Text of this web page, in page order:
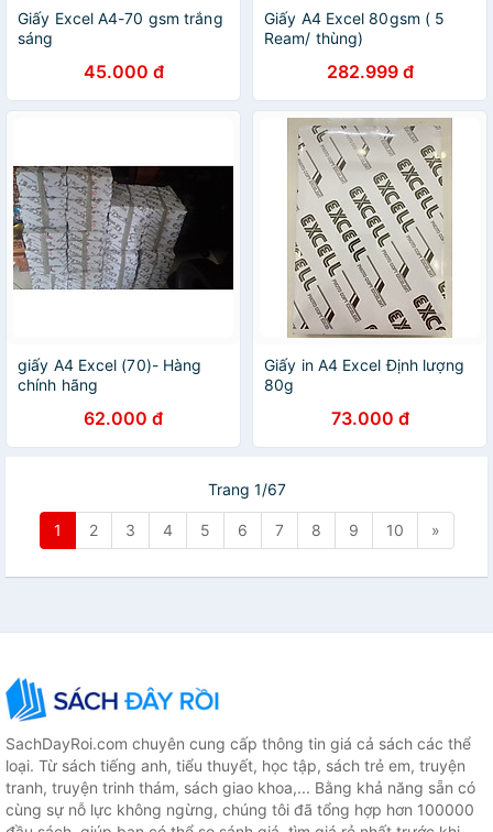
Giấy Excel A4-70 gsm trắng
sáng
45.000 đ
Giấy A4 Excel 80gsm ( 5
Ream/ thùng)
282.999 đ
giấy A4 Excel (70)- Hàng
chính hãng
62.000 đ
Giấy in A4 Excel Định lượng
80g
73.000 đ
Trang 1/67
1 2 3 4 5 6 7 8 9 10 »
SachDayRoi.com chuyên cung cấp thông tin giá cả sách các thể
loại. Từ sách tiếng anh, tiểu thuyết, học tập, sách trẻ em, truyện
tranh, truyện trinh thám, sách giao khoa,... Bằng khả năng sẵn có
cùng sự nỗ lực không ngừng, chúng tôi đã tổng hợp hơn 100000